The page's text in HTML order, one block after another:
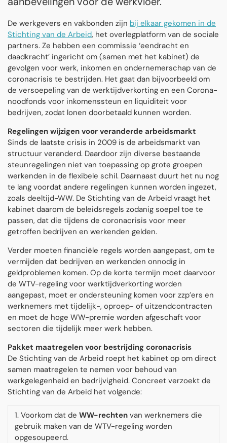
De werkgevers en vakbonden zijn bij elkaar gekomen in de
Stichting van de Arbeid, het overlegplatform van de sociale
partners. Ze hebben een commissie ‘eendracht en
daadkracht’ ingericht om (samen met het kabinet) de
gevolgen voor werk, inkomen en ondernemerschap van de
coronacrisis te bestrijden. Het gaat dan bijvoorbeeld om
de versoepeling van de werktijdverkorting en een Corona-
noodfonds voor inkomenssteun en liquiditeit voor
bedrijven, zodat lonen doorbetaald kunnen worden.
Regelingen wijzigen voor veranderde arbeidsmarkt
Sinds de laatste crisis in 2009 is de arbeidsmarkt van
structuur veranderd. Daardoor zijn diverse bestaande
steunregelingen niet van toepassing op grote groepen
werkenden in de flexibele schil. Daarnaast duurt het nu nog
te lang voordat andere regelingen kunnen worden ingezet,
zoals deeltijd-WW. De Stichting van de Arbeid vraagt het
kabinet daarom de beleidsregels zodanig soepel toe te
passen, dat die tijdens de coronacrisis voor meer
getroffen bedrijven en werkenden gelden.
Verder moeten financiële regels worden aangepast, om te
vermijden dat bedrijven en werkenden onnodig in
geldproblemen komen. Op de korte termijn moet daarvoor
de WTV-regeling voor werktijdverkorting worden
aangepast, moet er ondersteuning komen voor zzp’ers en
werknemers met tijdelijk-, oproep- of uitzendcontracten
en moet de hoge WW-premie worden afgeschaft voor
sectoren die tijdelijk meer werk hebben.
Pakket maatregelen voor bestrijding coronacrisis
De Stichting van de Arbeid roept het kabinet op om direct
samen maatregelen te nemen voor behoud van
werkgelegenheid en bedrijvigheid. Concreet verzoekt de
Stichting van de Arbeid het volgende:
1. Voorkom dat de WW-rechtenvan werknemers die
gebruik maken van de WTV-regeling worden
opgesoupeerd.